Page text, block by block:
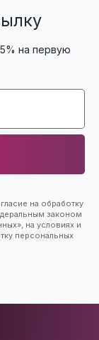
на первую
на обработку
законом
на условиях и
персональных